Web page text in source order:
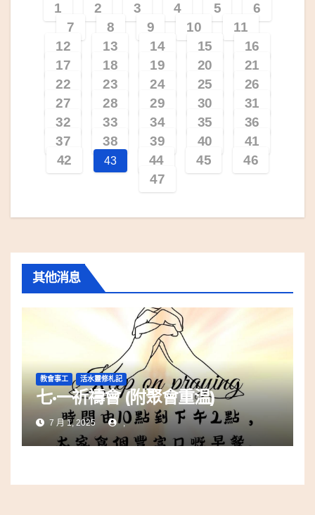
導
覽
1 2 3 4 5
6
7
8 9 10
11
12
13 14 15
16
17
18 19 20
21
22
23 24 25
26
27
28 29 30
31
32
33 34 35
36
37
38 39 40
41
42
43 44 45
46
47
其他消息
教會事工 活水靈修札記
七·一祈禱會 (附聚會重温)
7 月 1, 2025 ,